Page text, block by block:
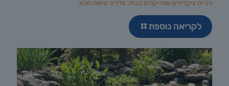
רביית ציקלידים אפריקניים בבית: מדריך טיפוח מלא
לקריאה נוספת